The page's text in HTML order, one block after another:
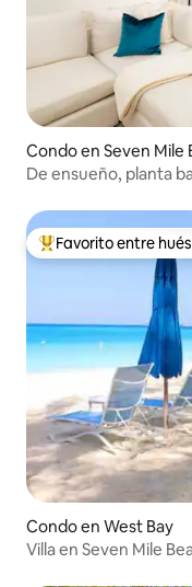
Condo en Seven Mile
De ensueño, planta
Favorito entre
Favorito entre
Condo en West Bay
Villa en Seven Mile